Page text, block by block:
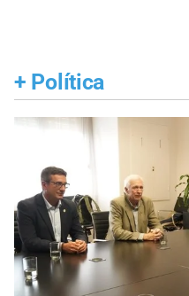
+ Política